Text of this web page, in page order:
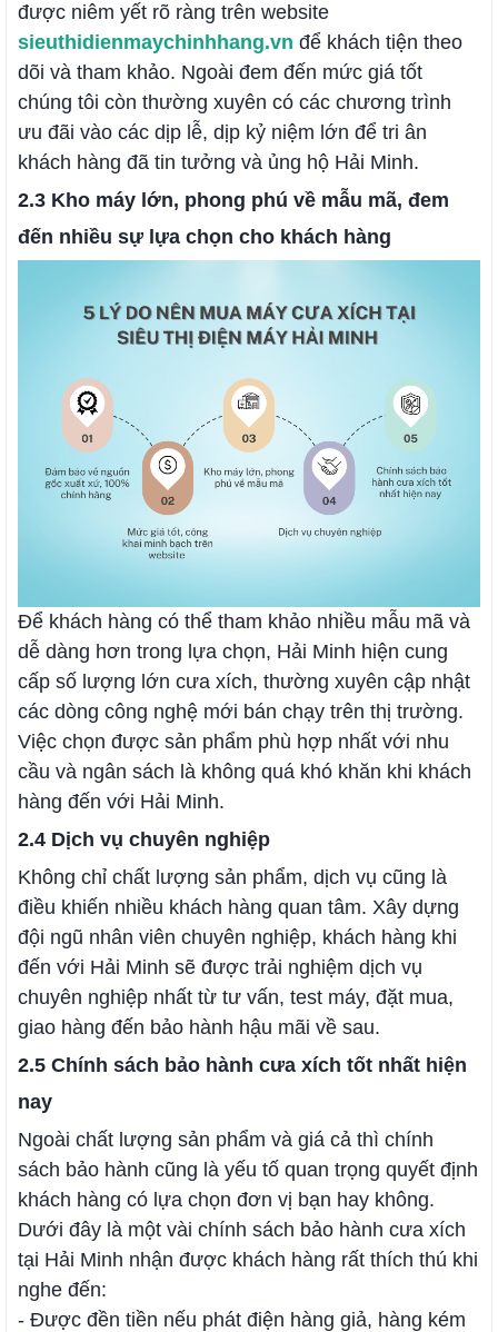
được niêm yết rõ ràng trên website
sieuthidienmaychinhhang.vn để khách tiện theo
dõi và tham khảo. Ngoài đem đến mức giá tốt
chúng tôi còn thường xuyên có các chương trình
ưu đãi vào các dịp lễ, dịp kỷ niệm lớn để tri ân
khách hàng đã tin tưởng và ủng hộ Hải Minh.
2.3 Kho máy lớn, phong phú về mẫu mã, đem
đến nhiều sự lựa chọn cho khách hàng
Để khách hàng có thể tham khảo nhiều mẫu mã và
dễ dàng hơn trong lựa chọn, Hải Minh hiện cung
cấp số lượng lớn cưa xích, thường xuyên cập nhật
các dòng công nghệ mới bán chạy trên thị trường.
Việc chọn được sản phẩm phù hợp nhất với nhu
cầu và ngân sách là không quá khó khăn khi khách
hàng đến với Hải Minh.
2.4 Dịch vụ chuyên nghiệp
Không chỉ chất lượng sản phẩm, dịch vụ cũng là
điều khiến nhiều khách hàng quan tâm. Xây dựng
đội ngũ nhân viên chuyên nghiệp, khách hàng khi
đến với Hải Minh sẽ được trải nghiệm dịch vụ
chuyên nghiệp nhất từ tư vấn, test máy, đặt mua,
giao hàng đến bảo hành hậu mãi về sau.
2.5 Chính sách bảo hành cưa xích tốt nhất hiện
nay
Ngoài chất lượng sản phẩm và giá cả thì chính
sách bảo hành cũng là yếu tố quan trọng quyết định
khách hàng có lựa chọn đơn vị bạn hay không.
Dưới đây là một vài chính sách bảo hành cưa xích
tại Hải Minh nhận được khách hàng rất thích thú khi
nghe đến:
- Được đền tiền nếu phát điện hàng giả, hàng kém